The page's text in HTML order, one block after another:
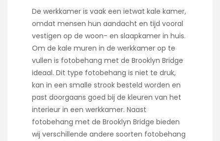
De werkkamer is vaak een ietwat kale kamer,
omdat mensen hun aandacht en tijd vooral
vestigen op de woon- en slaapkamer in huis.
Om de kale muren in de werkkamer op te
vullen is fotobehang met de Brooklyn Bridge
ideaal. Dit type fotobehang is niet te druk,
kan in een smalle strook besteld worden en
past doorgaans goed bij de kleuren van het
interieur in een werkkamer. Naast
fotobehang met de Brooklyn Bridge bieden
wij verschillende andere soorten fotobehang